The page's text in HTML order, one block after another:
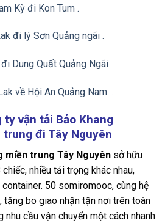
Kỳ đi Kon Tum .
đi lý Sơn Quảng ngãi .
Dung Quất Quảng Ngãi
về Hội An Quảng Nam .
vận tải Bảo Khang
đi Tây Nguyên
miền trung Tây Nguyên sở hữu
nhiều tải trọng khác nhau,
50 somiromooc, cùng hệ
tăng bo giao nhận tận nơi trên toàn
nhu cầu vận chuyển một cách nhanh